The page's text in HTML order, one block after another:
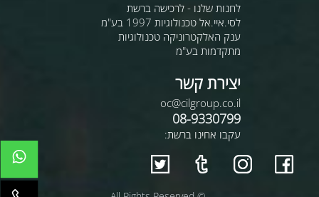
לחנות שלנו - לרכישה ברשת
לסי.איי.אל טכנולוגיות 1997 בע"מ
ענק האלקטרוניקה טכנולוגיות
מתקדמות בע"מ
יצירת קשר
oc@cilgroup.co.il
08-9330799
עקבו אחינו ברשת: